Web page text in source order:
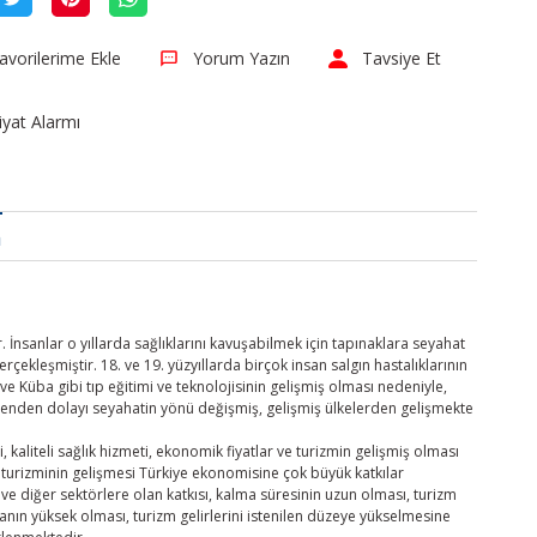
Yorum Yazın Tavsiye Et
Alarmı
o yıllarda sağlıklarını kavuşabilmek için tapınaklara seyahat
18. ve 19. yüzyıllarda birçok insan salgın hastalıklarının
Küba gibi tıp eğitimi ve teknolojisinin gelişmiş olması nedeniyle,
dolayı seyahatin yönü değişmiş, gelişmiş ülkelerden gelişmekte
sağlık hizmeti, ekonomik fiyatlar ve turizmin gelişmiş olması
gelişmesi Türkiye ekonomisine çok büyük katkılar
diğer sektörlere olan katkısı, kalma süresinin uzun olması, turizm
yüksek olması, turizm gelirlerini istenilen düzeye yükselmesine